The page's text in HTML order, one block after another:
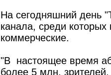
На сегодняшний день
канала, среди
коммерческие.
"В настоящее время
более 5 млн.